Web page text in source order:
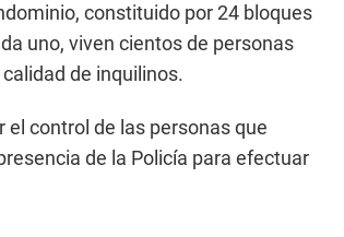
constituido por 24 bloques
uno, viven cientos de personas
de inquilinos.
control de las personas que
de la Policía para efectuar